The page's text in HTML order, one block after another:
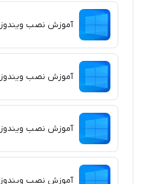
آموزش نصب ویندوز
آموزش نصب ویندوز
آموزش نصب ویندوز
آموزش نصب ویندوز